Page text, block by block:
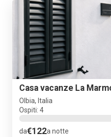
Olbia, Italia
Ospiti: 4
da€122a notte